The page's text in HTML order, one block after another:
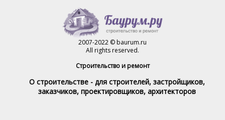
2007-2022 © baurum.ru
All rights reserved.
Строительство и ремонт
О строительстве - для строителей, застройщиков,
заказчиков, проектировщиков, архитекторов